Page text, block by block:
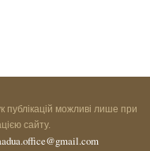
публікацій можливі лише при
сайту.